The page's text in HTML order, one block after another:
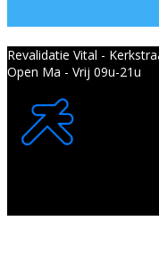
Revalidatie Vital -
Open Ma - Vrij 09u-21u